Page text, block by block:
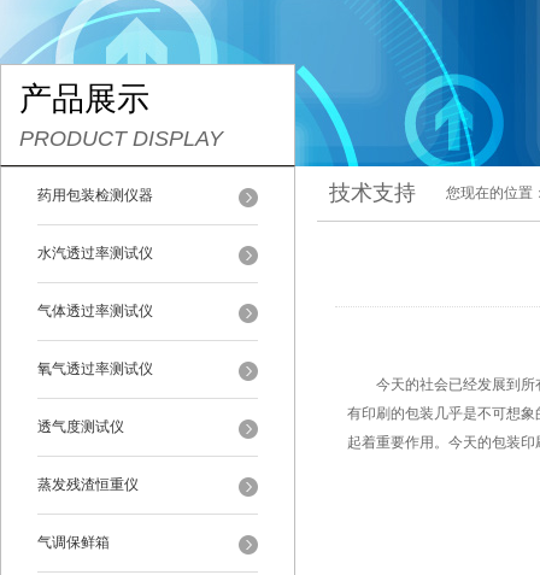
产品展示
PRODUCT DISPLAY
药用包装检测仪器
水汽透过率测试仪
气体透过率测试仪
氧气透过率测试仪
透气度测试仪
蒸发残渣恒重仪
气调保鲜箱
技术支持 您现在的位置
今天的社会已经发展到所
有印刷的包装几乎是不可想
起着重要作用。今天的包装